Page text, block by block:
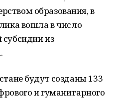
образования, в
вошла в число
субсидии из
будут созданы 133
и гуманитарного